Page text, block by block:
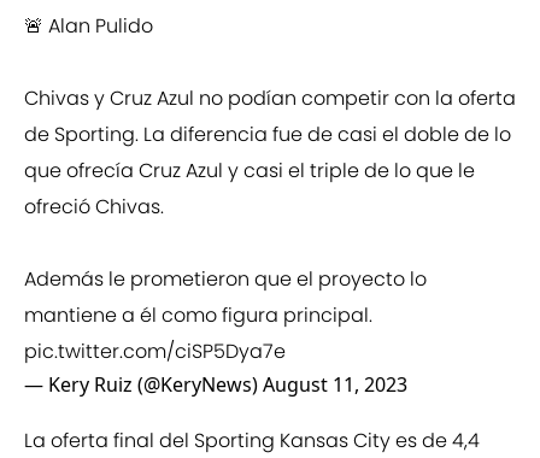
🚨 Alan Pulido
Chivas y Cruz Azul no podían competir con la oferta
de Sporting. La diferencia fue de casi el doble de lo
que ofrecía Cruz Azul y casi el triple de lo que le
ofreció Chivas.
Además le prometieron que el proyecto lo
mantiene a él como figura principal.
pic.twitter.com/ciSP5Dya7e
— Kery Ruiz (@KeryNews)August 11, 2023
La oferta final del Sporting Kansas City es de 4,4